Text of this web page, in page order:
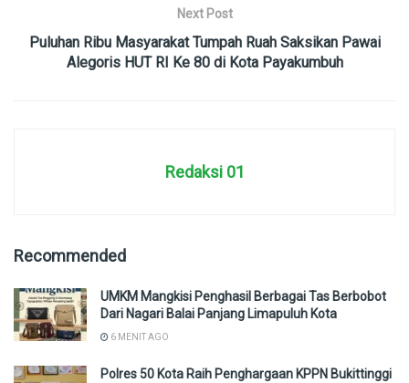
Next Post
Puluhan Ribu Masyarakat Tumpah Ruah Saksikan Pawai
Alegoris HUT RI Ke 80 di Kota Payakumbuh
Redaksi 01
Recommended
UMKM Mangkisi Penghasil Berbagai Tas Berbobot
Dari Nagari Balai Panjang Limapuluh Kota
6 MENIT AGO
Polres 50 Kota Raih Penghargaan KPPN Bukittinggi